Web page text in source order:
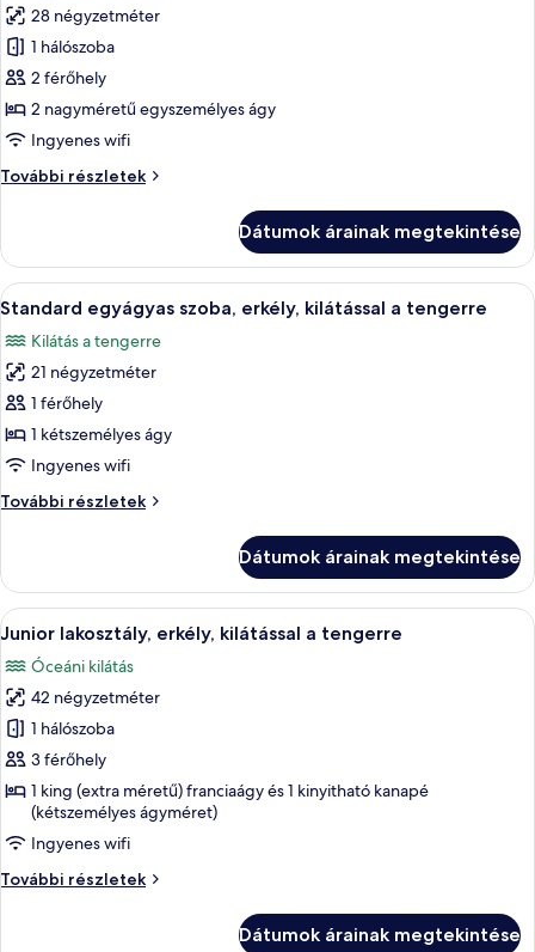
képének
megtekintése:
Standard
szoba
kétszemélyes
erkély,
tengerre
28 négyzetméter
1 hálószoba
2 férőhely
2 nagyméretű egyszemélyes ágy
Ingyenes wifi
További részletek
Standard
erkély,
kilátással
a
további
részletei
Dátumok árainak megtekintése
A
következő
szoba
összes
képének
megtekintése:
Standard
szoba,
a
tengerre
Egy szállodai szoba, amelyben
5
Standard egyágyas szoba, erkély, kilátással a tengerre
Kilátás a tengerre
21 négyzetméter
1 férőhely
1 kétszemélyes ágy
Ingyenes wifi
További részletek
Standard
kilátással
tengerre
részletei
Dátumok árainak megtekintése
A
következő
szoba
összes
képének
megtekintése:
Junior
lakosztály,
erkély,
kilátással
a
Egy szállodai szoba, amelyben
5
Junior lakosztály, erkély, kilátással a tengerre
Óceáni kilátás
42 négyzetméter
1 hálószoba
3 férőhely
1 king (extra méretű) franciaágy és 1 kinyitható kanapé
(kétszemélyes ágyméret)
Ingyenes wifi
További részletek
Junior
Dátumok árainak megtekintése